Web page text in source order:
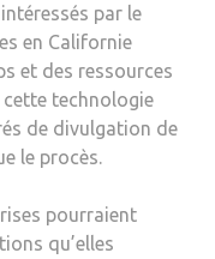
par le
en Californie
et des ressources
cette technologie
de divulgation de
le procès.
pourraient
qu’elles